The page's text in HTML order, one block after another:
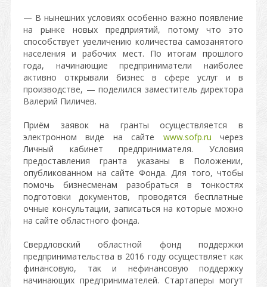
— В нынешних условиях особенно важно появление
на рынке новых предприятий, потому что это
способствует увеличению количества самозанятого
населения и рабочих мест. По итогам прошлого
года, начинающие предприниматели наиболее
активно открывали бизнес в сфере услуг и в
производстве, — поделился заместитель директора
Валерий Пиличев.
Приём заявок на гранты осуществляется в
электронном виде на сайте www.sofp.ru через
Личный кабинет предпринимателя. Условия
предоставления гранта указаны в Положении,
опубликованном на сайте Фонда. Для того, чтобы
помочь бизнесменам разобраться в тонкостях
подготовки документов, проводятся бесплатные
очные консультации, записаться на которые можно
на сайте областного фонда.
Свердловский областной фонд поддержки
предпринимательства в 2016 году осуществляет как
финансовую, так и нефинансовую поддержку
начинающих предпринимателей. Стартаперы могут